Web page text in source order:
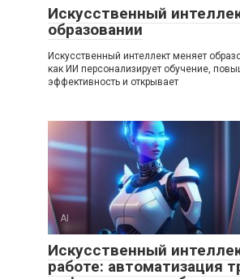
Искусственный
образовании
Искусственный интеллект меняет
как ИИ персонализирует обучение,
эффективность и открывает
AI
Искусственный
работе: автоматизация